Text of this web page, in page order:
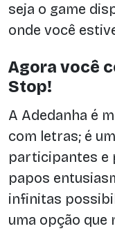
seja o game
onde você
Agora você
Stop!
A Adedanha é
com letras; é
participantes e
papos
infinitas
uma opção que